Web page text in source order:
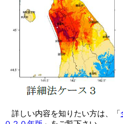
詳しい内容を知りたい方は、「